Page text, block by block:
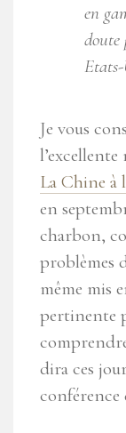
en
doute
Je vous
La Chine à
en
charbon,
problèmes
même mis
pertinente
dira ces
conférence